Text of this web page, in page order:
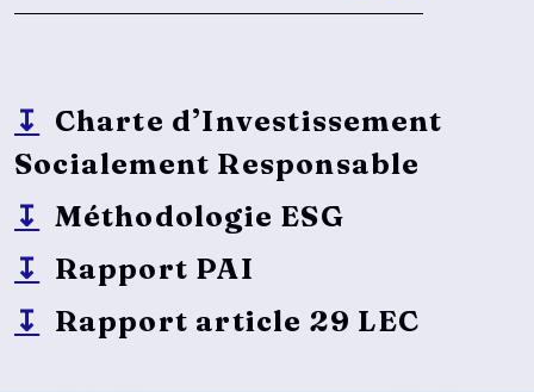
↧
Charte d’Investissement
Socialement Responsable
↧ Méthodologie ESG
↧
Rapport PAI
↧
Rapport article 29 LEC